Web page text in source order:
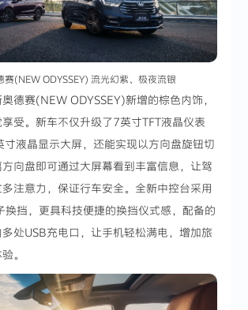
赛(NEW ODYSSEY) 流光幻紫、极夜流银
德赛(NEW ODYSSEY)新增的棕色内饰，
受。新车不仅升级了7英寸TFT液晶仪表
液晶显示大屏，还能实现以方向盘旋钮切
向盘即可通过大屏幕看到丰富信息，让驾
注意力，保证行车安全。全新中控台采用
换挡，更具科技便捷的换挡仪式感，配备的
处USB充电口，让手机轻松满电，增加旅
。